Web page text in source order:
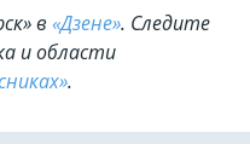
в «Дзене». Cледите
и области
.